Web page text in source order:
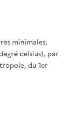
minimales,
celsius), par
du 1er